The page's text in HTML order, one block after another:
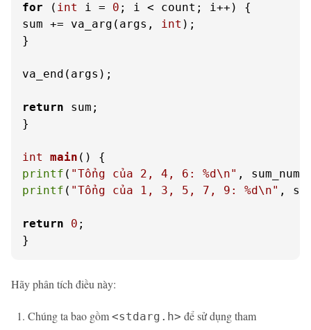
for ( int i = 0 ; i < count; i++) {
sum += va_arg(args, int );
}
va_end(args);
return sum;
}
int main ()
printf ( "Tổng của 2, 4, 6: %d\n" ,
printf ( "Tổng của 1, 3, 5, 7, 9: %d\n" ,
return 0 ;
}
Hãy phân tích điều này:
Chúng ta bao gồm <stdarg.h> để sử dụng tham